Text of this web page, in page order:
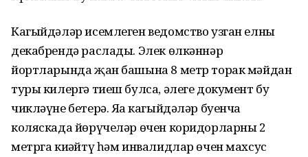
Кагыйдәләр исемлеген ведомство узган елның
декабрендә раслады. Элек өлкәннәр
йортларында җан башына 8 метр торак мәйдан
туры килергә тиеш булса, әлеге документ бу
чикләүне бетерә. Яңа кагыйдәләр буенча
коляскада йөрүчеләр өчен коридорларны 2
метрга киңәйтү һәм инвалидлар өчен махсус